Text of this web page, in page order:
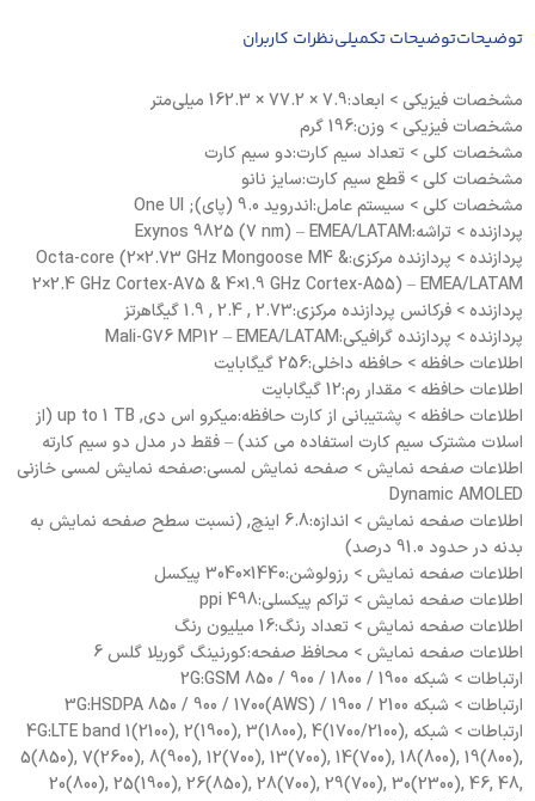
توضیحاتتوضیحات تکمیلینظرات کاربران
مشخصات فيزيکی > ابعاد:7.9 × 77.2 × 162.3 میلی‌متر
مشخصات فيزيکی > وزن:196 گرم
مشخصات کلی > تعداد سیم کارت:دو سیم کارت
مشخصات کلی > قطع سیم کارت:سایز نانو
مشخصات کلی > سیستم عامل:اندروید 9.0 (پای); One UI
پردازنده > تراشه:Exynos 9825 (7 nm) – EMEA/LATAM
پردازنده > پردازنده مرکزی:Octa-core (2×2.73 GHz Mongoose M4 &
2×2.4 GHz Cortex-A75 & 4×1.9 GHz Cortex-A55) – EMEA/LATAM
پردازنده > فرکانس پردازنده مرکزی:2.73 , 2.4 , 1.9 گیگاهرتز
پردازنده > پردازنده گرافیکی:Mali-G76 MP12 – EMEA/LATAM
اطلاعات حافظه > حافظه داخلی:256 گیگابایت
اطلاعات حافظه > مقدار رم:12 گیگابایت
اطلاعات حافظه > پشتیبانی از کارت حافظه:میکرو اس دی, up to 1 TB (از
اسلات مشترک سیم کارت استفاده می کند) – فقط در مدل دو سیم کارته
اطلاعات صفحه نمایش > صفحه نمایش لمسی:صفحه نمایش لمسی خازنی
Dynamic AMOLED
اطلاعات صفحه نمایش > اندازه:6.8 اینچ, (نسبت سطح صفحه نمایش به
بدنه در حدود 91.0 درصد)
اطلاعات صفحه نمایش > رزولوشن:1440×3040 پیکسل
اطلاعات صفحه نمایش > تراکم پیکسلی:498 ppi
اطلاعات صفحه نمایش > تعداد رنگ:16 میلیون رنگ
اطلاعات صفحه نمایش > محافظ صفحه:کورنینگ گوریلا گلس 6
ارتباطات > شبکه 2G:GSM 850 / 900 / 1800 / 1900
ارتباطات > شبکه 3G:HSDPA 850 / 900 / 1700(AWS) / 1900 / 2100
ارتباطات > شبکه 4G:LTE band 1(2100), 2(1900), 3(1800), 4(1700/2100),
5(850), 7(2600), 8(900), 12(700), 13(700), 14(700), 18(800), 19(800),
20(800), 25(1900), 26(850), 28(700), 29(700), 30(2300), 46, 48,